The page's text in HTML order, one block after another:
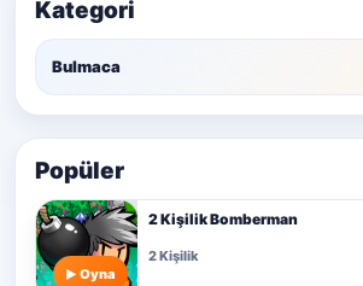
Kategori
Bulmaca
Popüler
Oyna
2 Kişilik Bomberman
2 Kişilik